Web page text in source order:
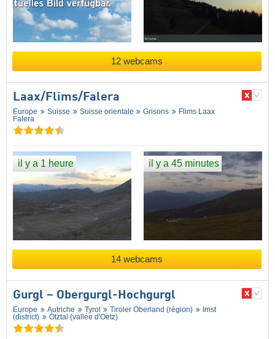
12 webcams
Laax/​Flims/​Falera
Europe Suisse Suisse orientale Grisons
Flims Laax
Falera
il y a 1 heure il y a 45 minutes
14 webcams
Gurgl – Obergurgl-Hochgurgl
Europe Autriche Tyrol Tiroler Oberland (région)
Imst
(district)
Ötztal (vallée d'Oetz)